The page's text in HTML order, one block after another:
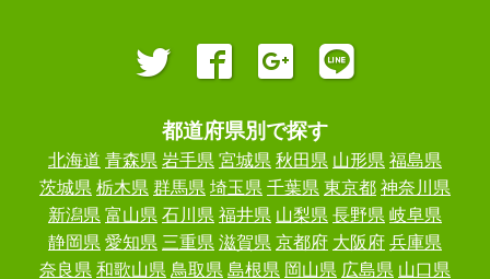
都道府県別で探す
北海道 青森県 岩手県 宮城県 秋田県 山形県 福島県
茨城県 栃木県 群馬県 埼玉県 千葉県 東京都 神奈川県
新潟県 富山県 石川県 福井県 山梨県 長野県 岐阜県
静岡県 愛知県 三重県 滋賀県 京都府 大阪府 兵庫県
奈良県 和歌山県 鳥取県 島根県 岡山県 広島県 山口県